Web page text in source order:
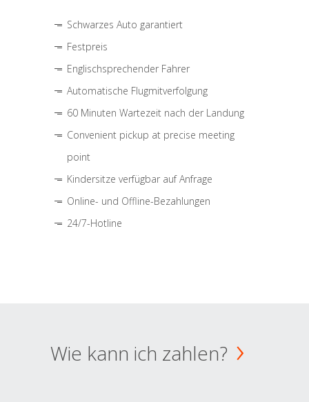
Schwarzes Auto garantiert
Festpreis
Englischsprechender Fahrer
Automatische Flugmitverfolgung
60 Minuten Wartezeit nach der Landung
Convenient pickup at precise meeting
point
Kindersitze verfügbar auf Anfrage
Online- und Offline-Bezahlungen
24/7-Hotline
Wie kann ich zahlen?